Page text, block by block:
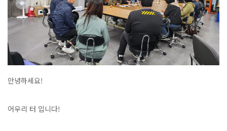
안녕하세요!
어우리 터 입니다!